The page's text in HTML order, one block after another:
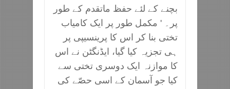
بچنے کے لئے حفظ ماتقدم کے طور
پر۔ ' مکمل طور پر ایک کامیاب
تختی بنا کر اس کا پرینسیپی پر
ہی تجزیہ کیا گیا، ایڈنگٹن نے اس
کا موازنہ ایک دوسری تختی سے
کیا جو آسمان کے اسی حصّے کی